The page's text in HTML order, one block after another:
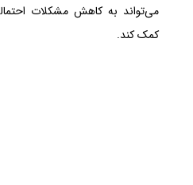
می‌تواند به کاهش مشکلات
کمک کند.